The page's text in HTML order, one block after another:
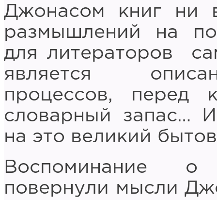
Джонасом книг ни
размышлений на
для литераторов
является
процессов, перед
словарный запас…
на это великий
Воспоминание о
повернули мысли